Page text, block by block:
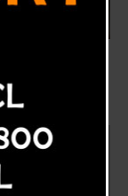
llega a
argentino, ex
ya arribó a
del elenco